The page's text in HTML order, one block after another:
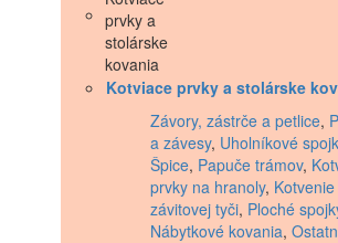
Kotviace prvky a stolárske
Závory, zástrče a petlice,
a závesy, Uholníkové
Špice, Papuče trámov,
prvky na hranoly,
závitovej tyči, Ploché
Nábytkové kovania,